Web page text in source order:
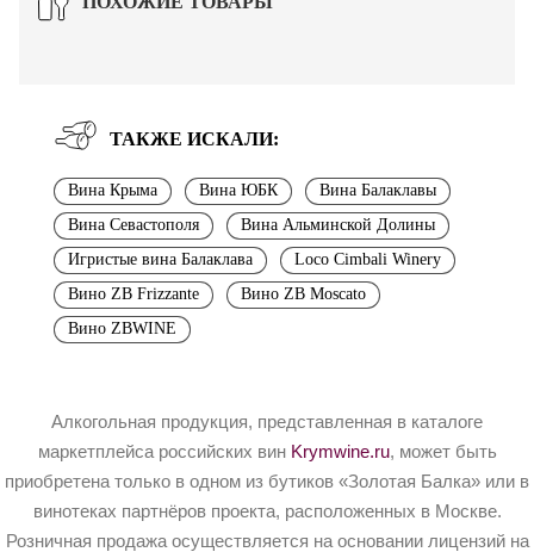
ТАКЖЕ ИСКАЛИ:
Вина Крыма Вина ЮБК
Вина Балаклавы
Вина Севастополя
Вина Альминской Долины
Игристые вина Балаклава
Loco Cimbali Winery
Вино ZB Frizzante
Вино ZB Moscato
Вино ZBWINE
Алкогольная продукция, представленная в каталоге
маркетплейса российских вин Krymwine.ru, может быть
приобретена только в одном из бутиков «Золотая Балка» или в
винотеках партнёров проекта, расположенных в Москве.
Розничная продажа осуществляется на основании лицензий на